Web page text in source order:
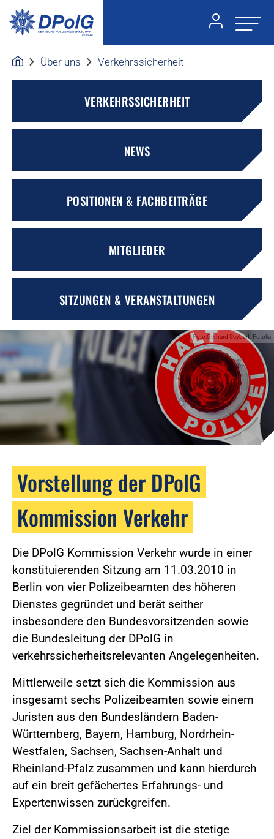
Über uns Verkehrssicherheit
VERKEHRSSICHERHEIT
NEWS
POSITIONEN & FACHBEITRÄGE
MITGLIEDER
SITZUNGEN & VERANSTALTUNGEN
Foto:Gerhard Seybert_Fotolia
Vorstellung der DPolG
Kommission Verkehr
Die DPolG Kommission Verkehr wurde in einer
konstituierenden Sitzung am 11.03.2010 in
Berlin von vier Polizeibeamten des höheren
Dienstes gegründet und berät seither
insbesondere den Bundesvorsitzenden sowie
die Bundesleitung der DPolG in
verkehrssicherheitsrelevanten Angelegenheiten.
Mittlerweile setzt sich die Kommission aus
insgesamt sechs Polizeibeamten sowie einem
Juristen aus den Bundesländern Baden-
Württemberg, Bayern, Hamburg, Nordrhein-
Westfalen, Sachsen, Sachsen-Anhalt und
Rheinland-Pfalz zusammen und kann hierdurch
auf ein breit gefächertes Erfahrungs- und
Expertenwissen zurückgreifen.
Ziel der Kommissionsarbeit ist die stetige